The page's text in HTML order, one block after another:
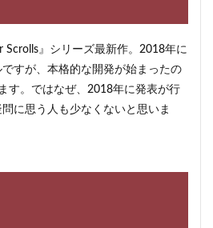
Scrolls』シリーズ最新作。2018年に
すが、本格的な開発が始まったの
す。ではなぜ、2018年に発表が行
に思う人も少なくないと思いま